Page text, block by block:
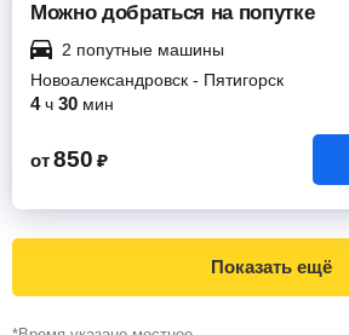
Можно добраться на попутке
2 попутные машины
Новоалександровск - Пятигорск
4 ч 30 мин
от 850 ₽
Показать ещё